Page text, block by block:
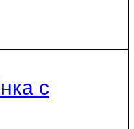
с